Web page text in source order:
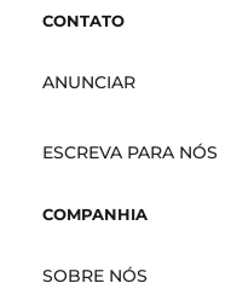
CONTATO
ANUNCIAR
ESCREVA PARA NÓS
COMPANHIA
SOBRE NÓS